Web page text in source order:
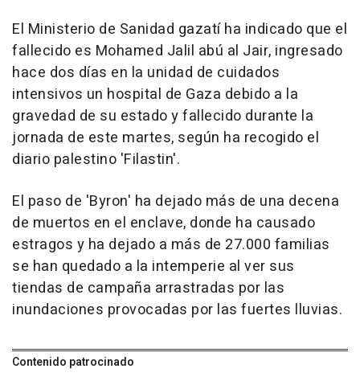
El Ministerio de Sanidad gazatí ha indicado que el
fallecido es Mohamed Jalil abú al Jair, ingresado
hace dos días en la unidad de cuidados
intensivos un hospital de Gaza debido a la
gravedad de su estado y fallecido durante la
jornada de este martes, según ha recogido el
diario palestino 'Filastin'.
El paso de 'Byron' ha dejado más de una decena
de muertos en el enclave, donde ha causado
estragos y ha dejado a más de 27.000 familias
se han quedado a la intemperie al ver sus
tiendas de campaña arrastradas por las
inundaciones provocadas por las fuertes lluvias.
Contenido patrocinado